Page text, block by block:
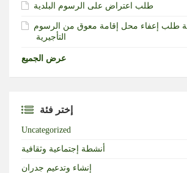
طلب اعتراض على الرسوم البلدية
طلب إعفاء محل إقامة معوق من الرسوم‎ ‎على القيمة
التأجيرية ‏
عرض الجميع
إختر فئة
Uncategorized
أنشطة إجتماعية وثقافية
إنشاء وتدعيم جدران